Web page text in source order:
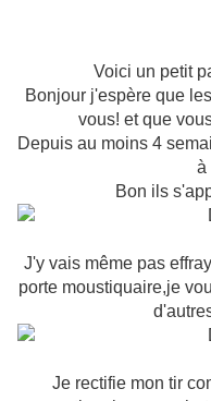
Voici un petit
Bonjour j'espère que
vous! et que
Depuis au moins 4
à
Bon ils
J'y vais même pas
porte moustiquaire,je
Je rectifie mon tir